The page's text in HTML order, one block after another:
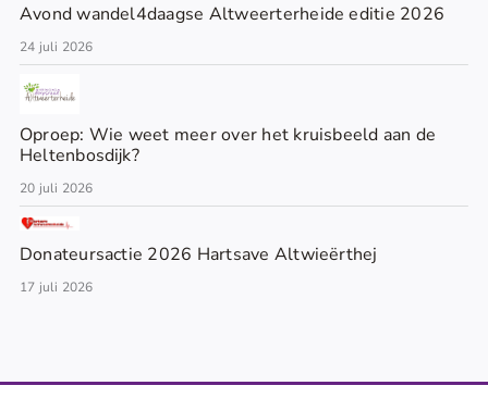
Avond wandel4daagse Altweerterheide editie 2026
24 juli 2026
Oproep: Wie weet meer over het kruisbeeld aan de
Heltenbosdijk?
20 juli 2026
Donateursactie 2026 Hartsave Altwieërthej
17 juli 2026